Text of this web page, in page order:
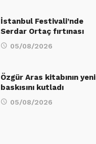
İstanbul Festivali’nde
Serdar Ortaç fırtınası
05/08/2026
Özgür Aras kitabının yeni
baskısını kutladı
05/08/2026